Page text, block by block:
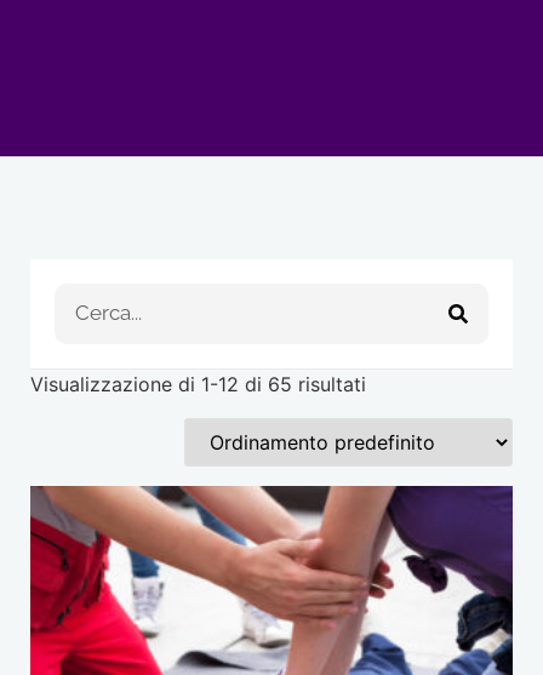
Visualizzazione di 1-12 di 65 risultati